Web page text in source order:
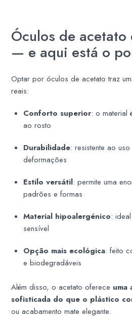
Óculos de acetato
— e aqui está o
Optar por óculos de acetato traz
reais:
Conforto superior: o material
ao rosto
Durabilidade: resistente ao
deformações
Estilo versátil: permite uma
padrões e formas
Material hipoalergénico:
sensível
Opção mais ecológica: feito
e biodegradáveis
Além disso, o acetato oferece uma
sofisticada do que o plástico
ou acabamento mate elegante.